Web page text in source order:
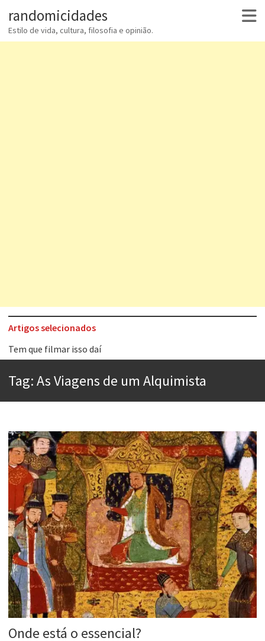
randomicidades
Estilo de vida, cultura, filosofia e opinião.
Artigos selecionados
Tem que filmar isso daí
Aprender a fracassar é o segredo do sucesso
Esse tal de Rock Gaúcho
Os causos de Jorge Luis Borges
Voto obrigatório é correto?
Se queres salvar o mundo, o veganismo não é a resposta
Tag:As Viagens de um Alquimista
Onde está o essencial?